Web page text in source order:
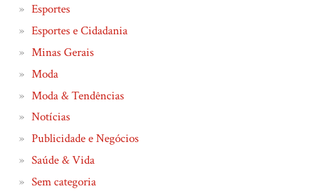
Esportes
Esportes e Cidadania
Minas Gerais
Moda
Moda & Tendências
Notícias
Publicidade e Negócios
Saúde & Vida
Sem categoria